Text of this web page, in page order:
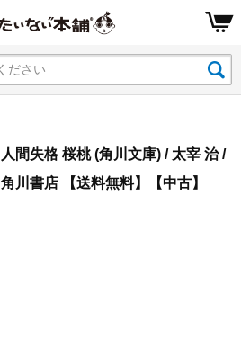
人間失格 桜桃 (角川文庫) / 太宰 治 /
角川書店 【送料無料】【中古】